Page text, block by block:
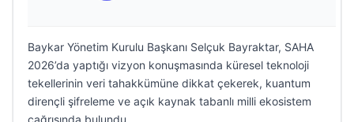
Baykar Yönetim Kurulu Başkanı Selçuk Bayraktar, SAHA
2026’da yaptığı vizyon konuşmasında küresel teknoloji
tekellerinin veri tahakkümüne dikkat çekerek, kuantum
dirençli şifreleme ve açık kaynak tabanlı milli ekosistem
çağrısında bulundu.